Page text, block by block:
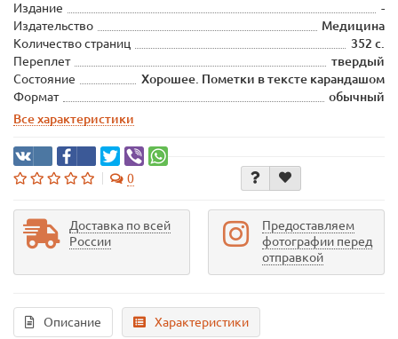
Издание
-
Издательство
Медицина
Количество страниц
352 с.
Переплет
твердый
Состояние
Хорошее. Пометки в тексте карандашом
Формат
обычный
Все характеристики
0
Доставка по всей
России
Предоставляем
фотографии перед
отправкой
Описание Характеристики